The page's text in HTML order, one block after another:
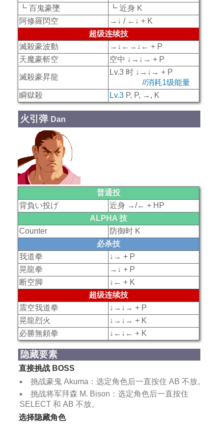
┗ 百鬼豪墜
┗ 近身 K
阿修羅閃空
→↓ / ←↓ + K
超级连续技
滅殺豪波動
→↓←→↓← + P
天魔豪斬空
空中 ↓→↓→ + P
滅殺豪昇龍
Lv.3 时 ↓→↓→ + P
//消耗1级能量
瞬獄殺
Lv.3 P, P, →, K
火引弹 Dan
普通投
背負い投げ
近身 →/← + HP
ALPHA 技
Counter
防御时 K
必杀技
我道拳
↓→ + P
晃龍拳
→↓ + P
断空脚
↓← + K
超级连续技
震空我道拳
↓→↓→ + P
晃龍烈火
↓→↓→ + K
必勝無頼拳
↓←↓← + K
隐藏要素
直接挑战 BOSS
挑战豪鬼 Akuma：选定角色后一直按住 AB 不放。
挑战将军拜森 M. Bison：选定角色后一直按住
SELECT 和 AB 不放。
选择隐藏角色